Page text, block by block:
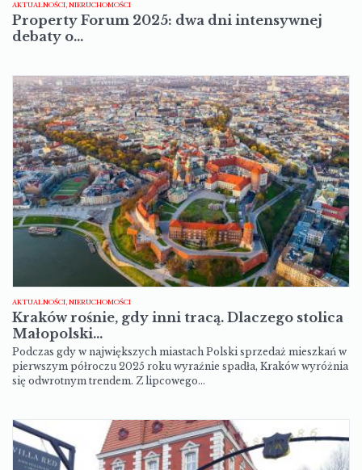
AKTUALNOŚCI, NIERUCHOMOŚCI
Property Forum 2025: dwa dni intensywnej
debaty o…
AKTUALNOŚCI, NIERUCHOMOŚCI
Kraków rośnie, gdy inni tracą. Dlaczego stolica
Małopolski…
Podczas gdy w największych miastach Polski sprzedaż mieszkań w
pierwszym półroczu 2025 roku wyraźnie spadła, Kraków wyróżnia
się odwrotnym trendem. Z lipcowego…